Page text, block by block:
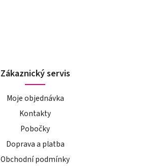
Zákaznický servis
Moje objednávka
Kontakty
Pobočky
Doprava a platba
Obchodní podmínky